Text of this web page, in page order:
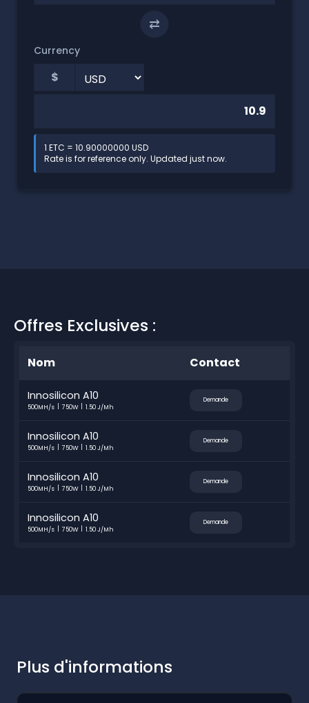
⇄
Currency
$
1 ETC = 10.90000000 USD
Rate is for reference only. Updated just now.
Offres Exclusives :
Nom Contact
Innosilicon A10
500MH/s 750W 1.50 J/Mh
Demande
Innosilicon A10
500MH/s 750W 1.50 J/Mh
Demande
Innosilicon A10
500MH/s 750W 1.50 J/Mh
Demande
Innosilicon A10
500MH/s 750W 1.50 J/Mh
Demande
Plus d'informations